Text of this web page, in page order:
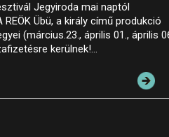
Jegyiroda mai naptól
Übü, a király című produkció
(március.23., április 01., április
kerülnek!…